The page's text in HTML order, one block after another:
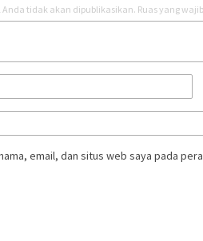
tidak akan dipublikasikan. Ruas yang
email, dan situs web saya pada